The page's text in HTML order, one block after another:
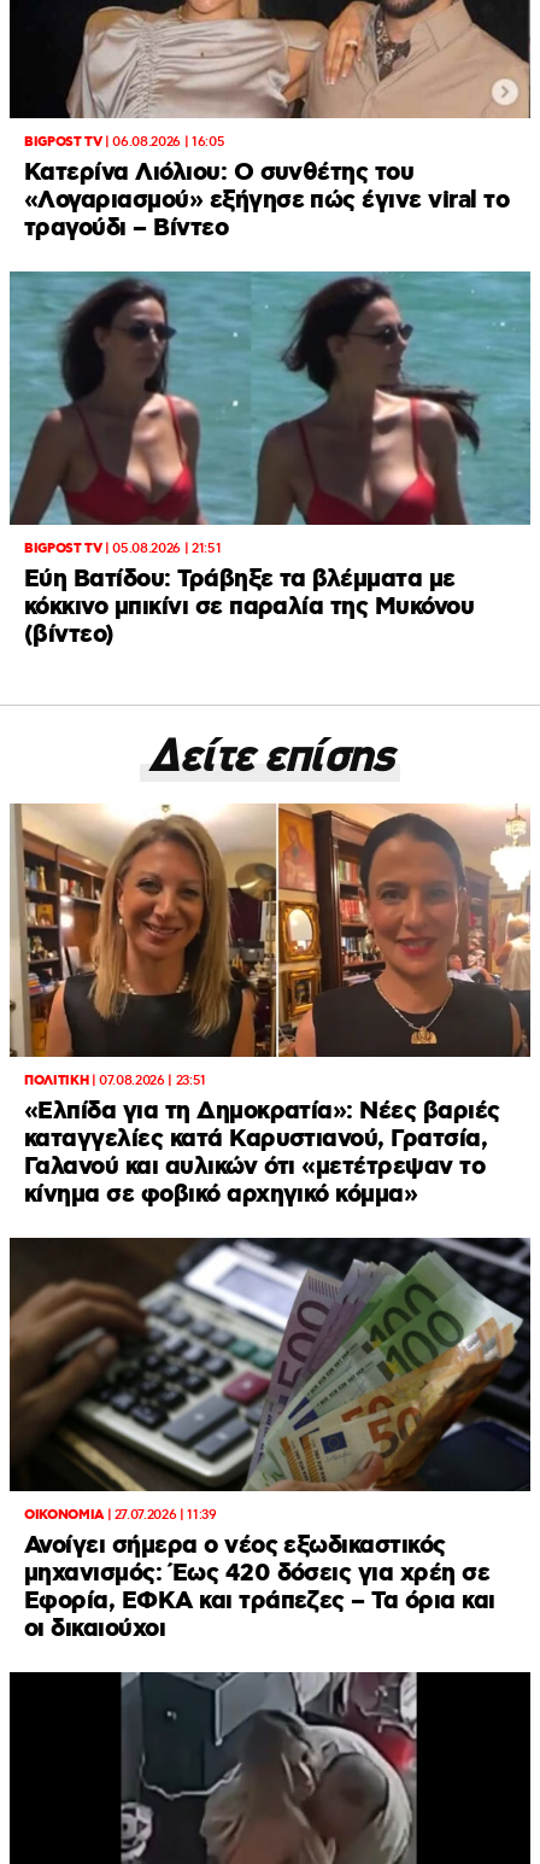
BIGPOST TV|06.08.2026 | 16:05
Κατερίνα Λιόλιου: Ο συνθέτης του
«Λογαριασμού» εξήγησε πώς έγινε viral το
τραγούδι – Βίντεο
BIGPOST TV|05.08.2026 | 21:51
Εύη Βατίδου: Τράβηξε τα βλέμματα με
κόκκινο μπικίνι σε παραλία της Μυκόνου
(βίντεο)
Δείτε επίσης
ΠΟΛΙΤΙΚΗ|07.08.2026 | 23:51
«Ελπίδα για τη Δημοκρατία»: Νέες βαριές
καταγγελίες κατά Καρυστιανού, Γρατσία,
Γαλανού και αυλικών ότι «μετέτρεψαν το
κίνημα σε φοβικό αρχηγικό κόμμα»
ΟΙΚΟΝΟΜΙΑ| 27.07.2026 | 11:39
Ανοίγει σήμερα ο νέος εξωδικαστικός
μηχανισμός: Έως 420 δόσεις για χρέη σε
Εφορία, ΕΦΚΑ και τράπεζες – Τα όρια και
οι δικαιούχοι